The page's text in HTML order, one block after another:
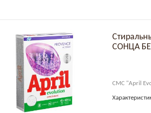
СОНЦА
СМС "April